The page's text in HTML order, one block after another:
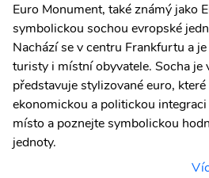
Euro Monument, také známý jako
symbolickou sochou evropské
Nachází se v centru Frankfurtu a
turisty i místní obyvatele. Socha je
představuje stylizované euro,
ekonomickou a politickou
místo a poznejte symbolickou
jednoty.